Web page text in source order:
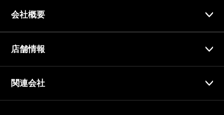
会社概要
店舗情報
関連会社